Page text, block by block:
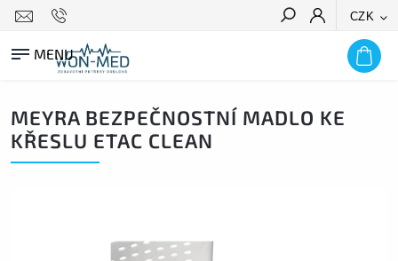
CZK
HLEDAT
MEYRA BEZPEČNOSTNÍ MADLO KE
KŘESLU ETAC CLEAN